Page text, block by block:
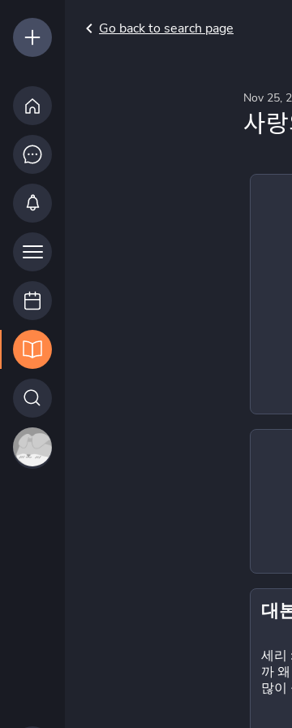
Go back to search page
Nov 25,
사
대
세리
까
많이